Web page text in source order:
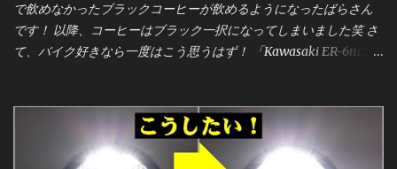
で飲めなかったブラックコーヒーが飲めるようになったばらさん
です！ 以降、コーヒーはブラック一択になってしまいました笑 さ
て、バイク好きなら一度はこう思うはず！ 「Kawasaki ER-6nにモ
てカスタム感を高めるこのメーターは、世界中のビルダーやライ
ダーに人気です。しかし、取り付けは決して「ポン付け」ではあ
りません。プロが作業前に何を確認し、どう準備するのかを、実